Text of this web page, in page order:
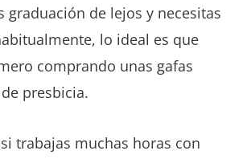
graduación de lejos y necesitas
lo ideal es que
comprando unas gafas
presbicia.
trabajas muchas horas con